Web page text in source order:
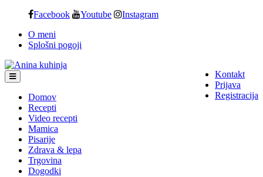
content
Facebook Youtube Instagram
O meni
Splošni pogoji
Kontakt
Prijava
Registracija
Domov
Recepti
Video recepti
Mamica
Pisarije
Zdrava & lepa
Trgovina
Dogodki